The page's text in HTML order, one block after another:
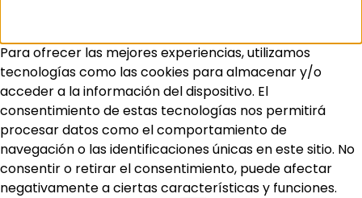
Para ofrecer las mejores experiencias, utilizamos
tecnologías como las cookies para almacenar y/o
acceder a la información del dispositivo. El
consentimiento de estas tecnologías nos permitirá
procesar datos como el comportamiento de
navegación o las identificaciones únicas en este sitio. No
consentir o retirar el consentimiento, puede afectar
negativamente a ciertas características y funciones.